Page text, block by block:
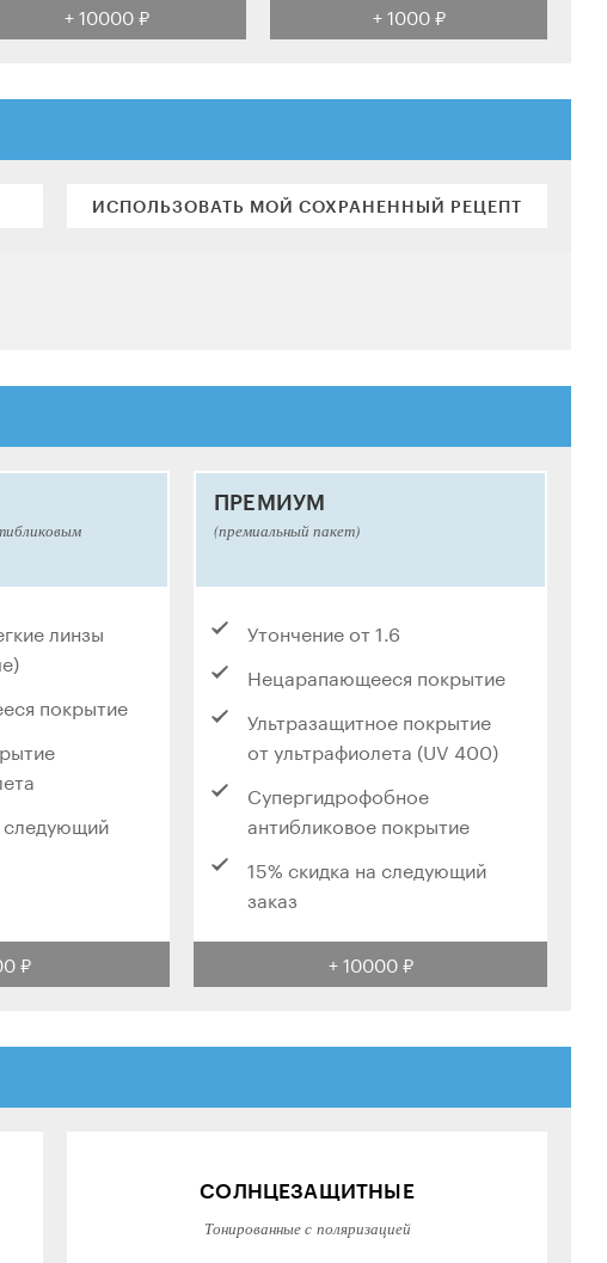
+ 10000 ₽ + 1000 ₽
ИСПОЛЬЗОВАТЬ МОЙ СОХРАНЕННЫЙ РЕЦЕПТ
линзы
покрытие
следующий
₽
ПРЕМИУМ
(премиальный пакет)
Утончение от 1.6
Нецарапающееся покрытие
Ультразащитное покрытие
от ультрафиолета (UV 400)
Супергидрофобное
антибликовое покрытие
15% скидка на следующий
заказ
+ 10000 ₽
СОЛНЦЕЗАЩИТНЫЕ
Тонированные с поляризацией